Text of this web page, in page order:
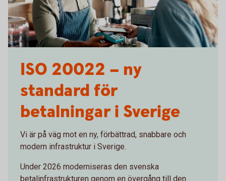
ISO 20022 – ny
standard för
betalningar i Sverige
Vi är på väg mot en ny, förbättrad, snabbare och
modern infrastruktur i Sverige.
Under 2026 moderniseras den svenska
betalinfrastrukturen genom en övergång till den